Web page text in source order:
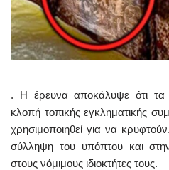
. Η έρευνα αποκάλυψε ότι
κλοπή τοπικής εγκληματικής
χρησιμοποιηθεί για να
σύλληψη του υπόπτου και
στους νόμιμους ιδιοκτήτες τους.